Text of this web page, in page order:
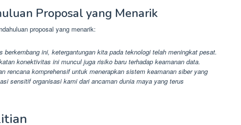
Proposal yang Menarik
proposal yang menarik:
berkembang ini, ketergantungan kita pada teknologi telah meningkat pesat.
konektivitas ini muncul juga risiko baru terhadap keamanan data.
rencana komprehensif untuk menerapkan sistem keamanan siber yang
sensitif organisasi kami dari ancaman dunia maya yang terus